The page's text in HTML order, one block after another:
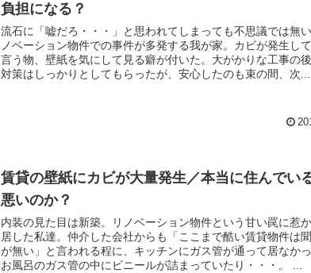
負担になる？
流石に「嘘だろ・・・」と思われてしまっても不思議では無
ノベーション物件での事件が多発する我が家。カビが発生し
言う物、壁紙を気にして見る癖が付いた。大がかりな工事の
対策はしっかりとしてもらったが、安心したのも束の間、次...
賃貸の壁紙にカビが大量発生／本当に住んでい
悪いのか？
内装の見た目は新築。リノベーション物件という甘い罠に惹
居した私達。仲介した会社からも「ここまで酷い賃貸物件は
が無い」と言われる程に、キッチンにガス管が通って居なかっ
お風呂のガス管の中にビニールが詰まっていたり・・・。 ...